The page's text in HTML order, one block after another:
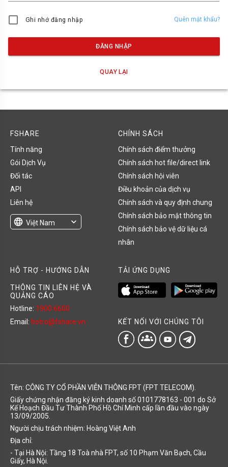
Ghi nhớ đăng nhập Quên mật khẩu?
ĐĂNG NHẬP
QUAY LẠI
FSHARE
Tính năng
Gói Dịch Vụ
Đối tác
API
Liên hệ
language Việt Nam
expand_more
CHÍNH SÁCH
Chính sách điểm thưởng
Chính sách hot file/direct link
Chính sách hội viên
Điều khoản của dịch vụ
Chính sách và quy định chung
Chính sách bảo mật thông tin
Chính sách bảo vệ dữ liệu cá
nhân
HỖ TRỢ - HƯỚNG DẪN
THÔNG TIN LIÊN HỆ VÀ
QUẢNG CÁO
Hotline: 1900 6600
Email: hotro@fshare.vn
TẢI ỨNG DỤNG
KẾT NỐI VỚI CHÚNG TÔI
groups
Tên: CÔNG TY CỔ PHẦN VIỄN THÔNG FPT (FPT TELECOM).
Giấy chứng nhận đăng ký kinh doanh số 0101778163 - 001 do Sở
Kế Hoạch Đầu Tư Thành Phố Hồ Chí Minh cấp lần đầu vào ngày
13/09/2005.
Người chịu trách nhiệm: Hoàng Việt Anh
Địa chỉ:
- Tại Hà Nội: Tầng 18 Toà nhà FPT, số 10 Phạm Văn Bạch, Cầu
Giấy, Hà Nội.